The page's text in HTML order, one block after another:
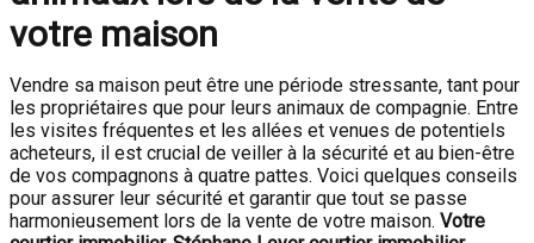
votre maison
Vendre sa maison peut être une période stressante, tant pour
les propriétaires que pour leurs animaux de compagnie. Entre
les visites fréquentes et les allées et venues de potentiels
acheteurs, il est crucial de veiller à la sécurité et au bien-être
de vos compagnons à quatre pattes. Voici quelques conseils
pour assurer leur sécurité et garantir que tout se passe
harmonieusement lors de la vente de votre maison. Votre